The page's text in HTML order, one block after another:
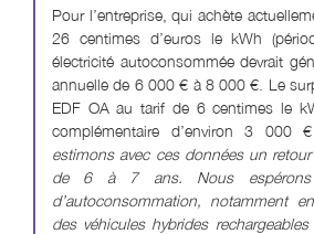
Pour l’entreprise, qui achète
26 centimes d’euros le kWh
électricité autoconsommée devrait
annuelle de 6 000 € à 8 000 €. Le
EDF OA au tarif de 6 centimes le
complémentaire d’environ 3 000
estimons avec ces données un
de 6 à 7 ans. Nous
d’autoconsommation, notamment
des véhicules hybrides rechargeables